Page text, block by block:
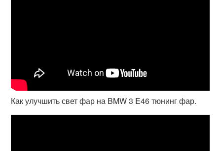
Как улучшить свет фар на BMW 3 E46 тюнинг фар.